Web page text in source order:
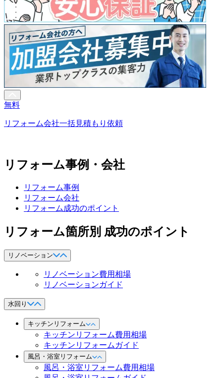
無料
リフォーム会社一括見積もり依頼
リフォーム事例・会社
リフォーム事例
リフォーム会社
リフォーム成功のポイント
リフォーム箇所別 成功のポイント
リノベーション
リノベーション費用相場
リノベーションガイド
水回り
キッチンリフォーム
キッチンリフォーム費用相場
キッチンリフォームガイド
風呂・浴室リフォーム
風呂・浴室リフォーム費用相場